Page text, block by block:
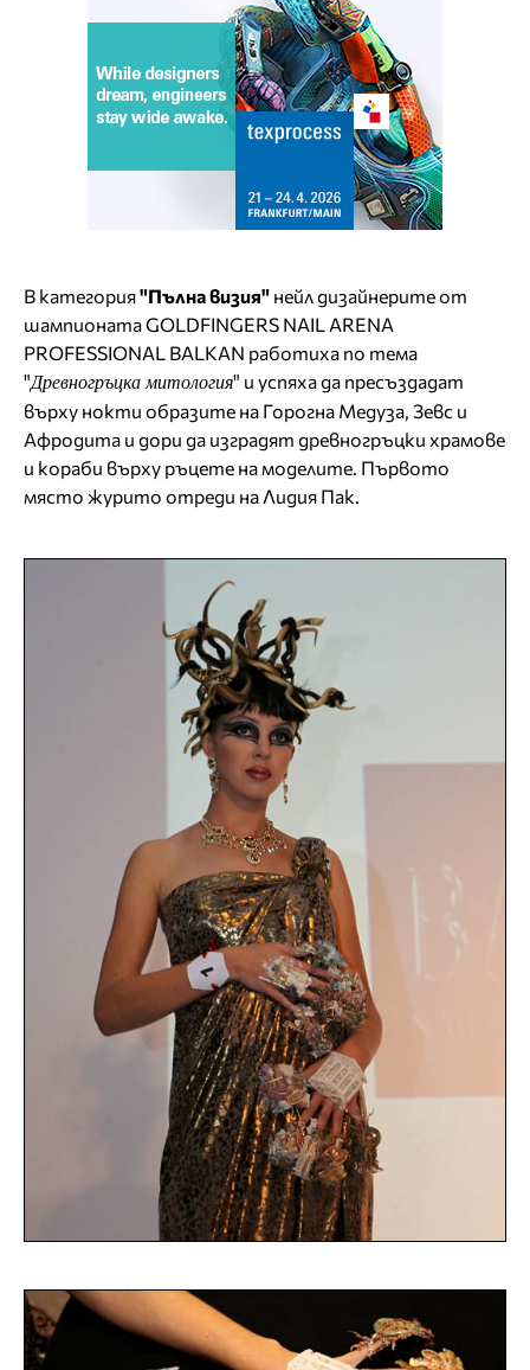
В категория"Пълна визия" нейл дизайнерите от
шампионата GOLDFINGERS NAIL ARENA
PROFESSIONAL BALKAN работиха по тема
"Древногръцка митология" и успяха да пресъздадат
върху нокти образите на Горогна Медуза, Зевс и
Афродита и дори да изградят древногръцки храмове
и кораби върху ръцете на моделите. Първото
място журито отреди на Лидия Пак.